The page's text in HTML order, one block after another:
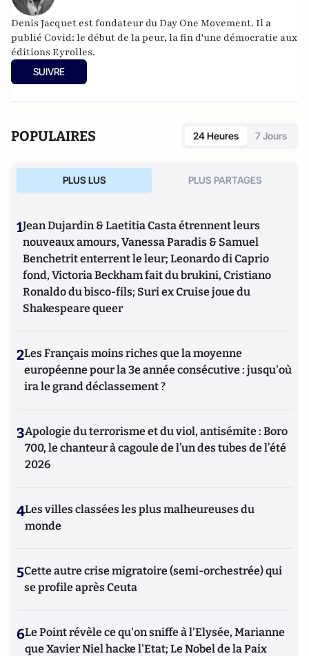
Denis Jacquet est fondateur du Day One Movement. Il a
publié Covid: le début de la peur, la fin d'une démocratie aux
éditions Eyrolles.
SUIVRE
POPULAIRES 24 Heures 7 Jours
PLUS LUS PLUS PARTAGES
1Jean Dujardin & Laetitia Casta étrennent leurs
nouveaux amours, Vanessa Paradis & Samuel
Benchetrit enterrent le leur; Leonardo di Caprio
fond, Victoria Beckham fait du brukini, Cristiano
Ronaldo du bisco-fils; Suri ex Cruise joue du
Shakespeare queer
2Les Français moins riches que la moyenne
européenne pour la 3e année consécutive : jusqu'où
ira le grand déclassement ?
3Apologie du terrorisme et du viol, antisémite : Boro
700, le chanteur à cagoule de l’un des tubes de l’été
2026
4Les villes classées les plus malheureuses du
monde
5Cette autre crise migratoire (semi-orchestrée) qui
se profile après Ceuta
6Le Point révèle ce qu'on sniffe à l'Elysée, Marianne
que Xavier Niel hacke l'Etat; Le Nobel de la Paix